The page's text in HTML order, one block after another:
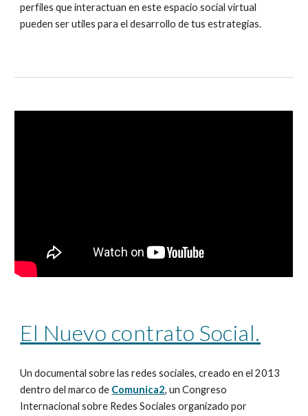
perfiles que interactuan en este espacio social virtual
pueden ser utiles para el desarrollo de tus estrategias.
El Nuevo contrato Social.
Un documental sobre las redes sociales, creado en el 2013
dentro del marco de Comunica2, un Congreso
Internacional sobre Redes Sociales organizado por